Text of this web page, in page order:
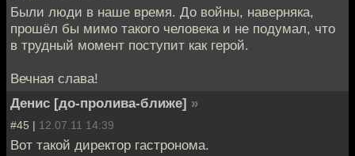
Были люди в наше время. До войны, наверняка,
прошёл бы мимо такого человека и не подумал, что
в трудный момент поступит как герой.
Вечная слава!
Денис [до-пролива-ближе] »
#45 | 12.07.11 14:39
Вот такой директор гастронома.